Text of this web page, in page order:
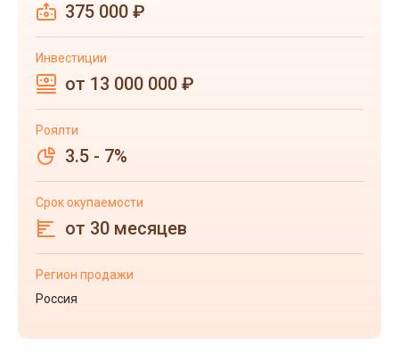
375 000 ₽
Инвестиции
от 13 000 000 ₽
Роялти
3.5 - 7%
Срок окупаемости
от 30 месяцев
Регион продажи
Россия